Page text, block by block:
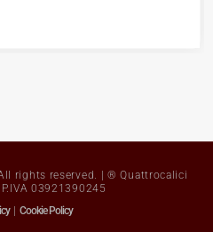
rights reserved. | ® Quattrocalici
03921390245
|Cookie Policy